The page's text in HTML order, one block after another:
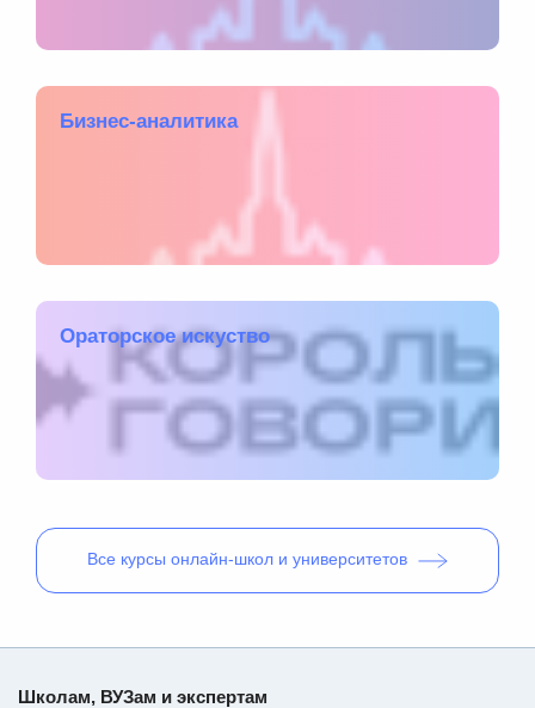
Бизнес-аналитика
Ораторское искуство
Все курсы онлайн-школ и университетов
Школам, ВУЗам и экспертам